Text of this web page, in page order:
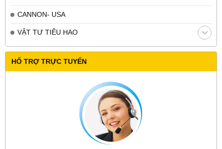
CANNON- USA
VẬT TƯ TIÊU HAO
HỔ TRỢ TRỰC TUYẾN